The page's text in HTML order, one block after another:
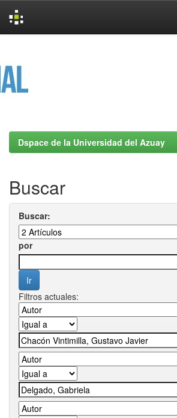
Dspace de la Universidad del Azuay
Buscar
Buscar:
por
Filtros actuales: